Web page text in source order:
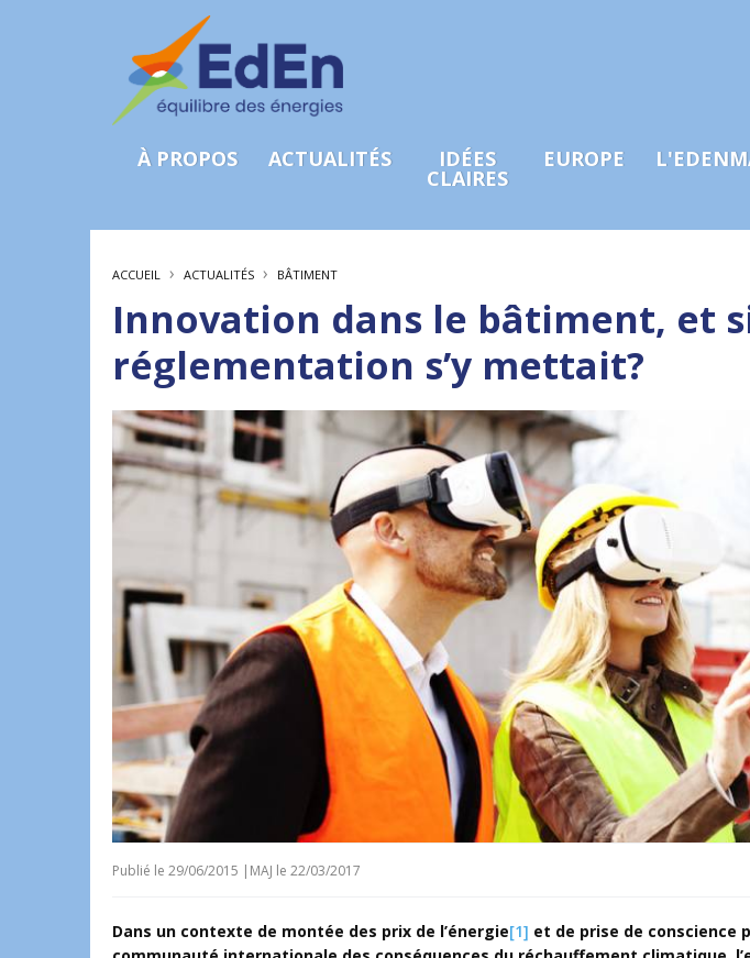
À PROPOS ACTUALITÉS IDÉES
CLAIRES
EUROPE
ACCUEIL › ACTUALITÉS › BÂTIMENT
Innovation dans le bâtiment, et
réglementation s’y mettait?
Publié le 29/06/2015 | MAJ le 22/03/2017
Dans un contexte de montée des prix de l’énergie[1] et de prise de conscience